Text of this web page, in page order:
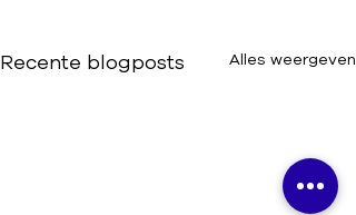
Recente blogposts Alles weergeven